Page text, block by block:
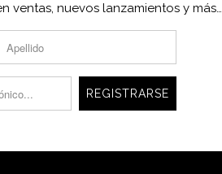
ventas, nuevos lanzamientos y más…